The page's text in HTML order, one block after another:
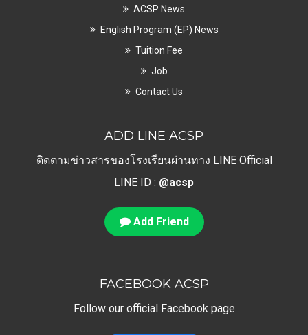
ACSP News
English Program (EP) News
Tuition Fee
Job
Contact Us
ADD LINE ACSP
ติดตามข่าวสารของโรงเรียนผ่านทาง LINE Official
LINE ID : @acsp
Add Friend
FACEBOOK ACSP
Follow our official Facebook page